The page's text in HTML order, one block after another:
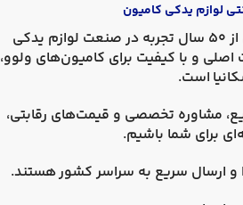
لوازم یدکی کامیون
، به عنوان فروشگاهی با بیش از 50 سال تجربه در صنعت لوازم یدکی
و با کیفیت برای کامیون‌های ولوو،
است.
مشاوره تخصصی و قیمت‌های رقابتی،
برای شما باشیم.
و ارسال سریع به سراسر کشورهستند.